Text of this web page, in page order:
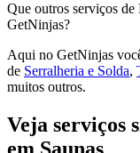
Que outros serviços de
GetNinjas?
Aqui no GetNinjas
de Serralheria e Solda,
muitos outros.
Veja serviços